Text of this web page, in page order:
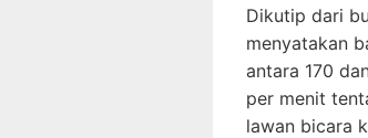
Dikutip dari
menyatakan
antara 170
per menit
lawan bicara